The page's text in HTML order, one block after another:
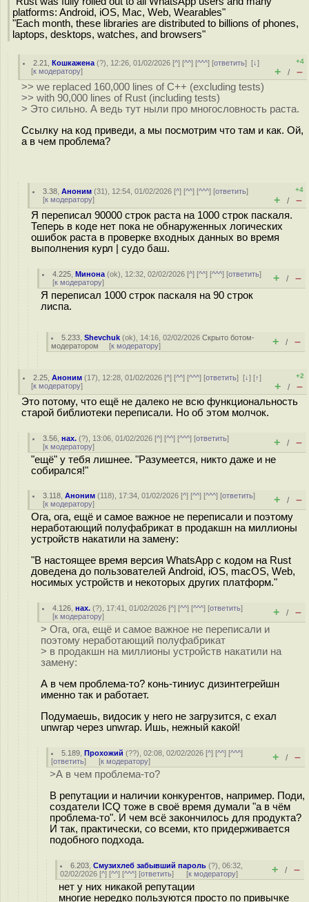
platforms: Android, iOS, Mac, Web, Wearables"
"Each month, these libraries are distributed to billions of phones,
laptops, desktops, watches, and browsers"
2.21 ,Кошкажена (?), 12:26, 01/02/2026 [^] [^^] [^^^] [ответить][↓]
[к модератору]
+4
+ / –
>> we replaced 160,000 lines of C++ (excluding tests)
>> with 90,000 lines of Rust (including tests)
> Это сильно. А ведь тут ныли про многословность раста.
Ссылку на код приведи, а мы посмотрим что там и как. Ой,
а в чем проблема?
3.38 ,Аноним (31), 12:54, 01/02/2026 [^] [^^] [^^^] [ответить]
[к модератору]
+4
+ / –
Я переписал 90000 строк раста на 1000 строк паскаля.
Теперь в коде нет пока не обнаруженных логических
ошибок раста в проверке входных данных во время
выполнения курл | судо баш.
4.225 ,Минона (ok), 12:32, 02/02/2026 [^] [^^] [^^^] [ответить]
[к модератору] + / –
Я переписал 1000 строк паскаля на 90 строк
лиспа.
5.233 ,Shevchuk (ok), 14:16, 02/02/2026Скрыто ботом-
модератором [к модератору] + / –
2.25 ,Аноним (17), 12:28, 01/02/2026 [^] [^^] [^^^] [ответить][↓] [↑]
[к модератору]
+2
+ / –
Это потому, что ещё не далеко не всю функциональность
старой библиотеки переписали. Но об этом молчок.
3.56 ,нах. (?), 13:06, 01/02/2026 [^] [^^] [^^^] [ответить]
[к модератору] + / –
"ещё" у тебя лишнее. "Разумеется, никто даже и не
собирался!"
3.118 ,Аноним (118), 17:34, 01/02/2026 [^] [^^] [^^^] [ответить]
[к модератору] + / –
Ога, ога, ещё и самое важное не переписали и поэтому
неработающий полуфабрикат в продакшн на миллионы
устройств накатили на замену:
"В настоящее время версия WhatsApp с кодом на Rust
доведена до пользователей Android, iOS, macOS, Web,
носимых устройств и некоторых других платформ."
4.126 ,нах. (?), 17:41, 01/02/2026 [^] [^^] [^^^] [ответить]
[к модератору] + / –
> Ога, ога, ещё и самое важное не переписали и
поэтому неработающий полуфабрикат
> в продакшн на миллионы устройств накатили на
замену:
А в чем проблема-то? конь-тиниус дизинтегрейшн
именно так и работает.
Подумаешь, видосик у него не загрузится, с ехал
unwrap через unwrap. Ишь, нежный какой!
5.189 ,Прохожий (??), 02:08, 02/02/2026 [^] [^^] [^^^]
[ответить] [к модератору] + / –
>А в чем проблема-то?
В репутации и наличии конкурентов, например. Поди,
создатели ICQ тоже в своё время думали "а в чём
проблема-то". И чем всё закончилось для продукта?
И так, практически, со всеми, кто придерживается
подобного подхода.
6.203 ,Смузихлеб забывший пароль (?), 06:32,
02/02/2026 [^] [^^] [^^^] [ответить] [к модератору] + / –
нет у них никакой репутации
многие нередко пользуются просто по привычке